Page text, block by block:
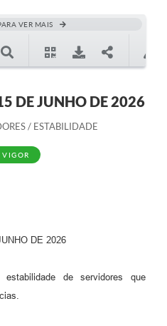
SOCIAL
VER MAIS
DE JUNHO DE 2026
/ ESTABILIDADE
VIGOR
DE 2026
de servidores que